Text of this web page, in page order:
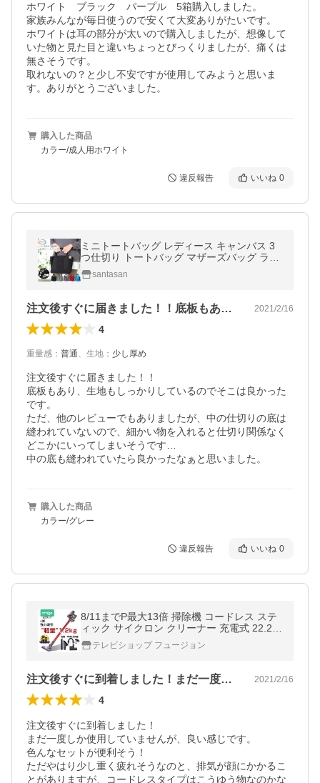
ホワイト　ブラック　パープル　5箱購入しました。
家族みんなが毎日使うので安くて大変ありがたいです。
ホワイトは耳の部分が太いので購入しましたが、想像して
いた物と見た目と違いちょっとびっくりましたが、痛くは
無さそうです。
取れないの？と少し不安ですが使用してみようと思いま
す。ありがとうございました。
購入した商品
カラー/成人用ホワイト
違反報告 いいね 0
ミニトートバッグ レディース キャンバス 3
つ仕切り トートバッグ マザーズバッグ ラン
チバッグ ミニ トート かわいい シンプル お
しゃれ 無地 収納 ポケット
santasan
注文後すぐに届きました！！底板もあり、… 2021/2/16
4
重量感 ： 普通、 生地 ： 少し厚め
注文後すぐに届きました！！
底板もあり、生地もしっかりしているのでそこは良かった
です。
ただ、他のレビューでもありましたが、中の仕切りの底は
縫われていないので、細かい物を入れると仕切り関係なく
どこかにいってしまいそうです…
中の底も縫われていたら良かったなぁと思いました。
購入した商品
カラー/グレー
違反報告 いいね 0
8/11までP最大13倍 掃除機 コードレス ステ
ィック サイクロン クリーナー 充電式 22.2V
吸引力の強い掃除機 Orage C20 pro プレゼ
ントテレビショップ フュージョン
注文後すぐに到着しました！まだ一度しか… 2021/2/16
4
注文後すぐに到着しました！
まだ一度しか使用していませんが、良い感じです。
色んなセットが便利そう！
ただやはり少し重く疲れそうなのと、排気が顔にかかるこ
とがありますが、コードレスタイプはこうゆう物なのかな